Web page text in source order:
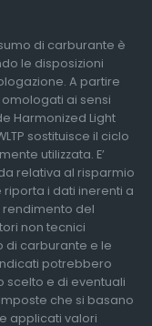
di carburante è
le disposizioni
A partire
omologati ai sensi
Harmonized Light
sostituisce il ciclo
utilizzata. E’
relativa al risparmio
i dati inerenti a
rendimento del
non tecnici
di carburante e le
potrebbero
scelto e di eventuali
che si basano
applicati valori